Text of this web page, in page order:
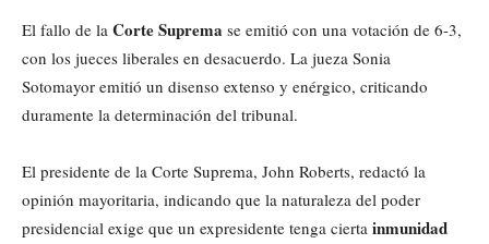
El fallo de la Corte Suprema se emitió con una votación de 6-3,
con los jueces liberales en desacuerdo. La jueza Sonia
Sotomayor emitió un disenso extenso y enérgico, criticando
duramente la determinación del tribunal.
El presidente de la Corte Suprema, John Roberts, redactó la
opinión mayoritaria, indicando que la naturaleza del poder
presidencial exige que un expresidente tenga cierta inmunidad